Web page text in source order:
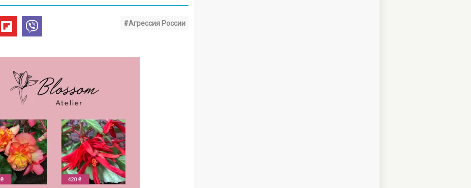
#Агрессия России